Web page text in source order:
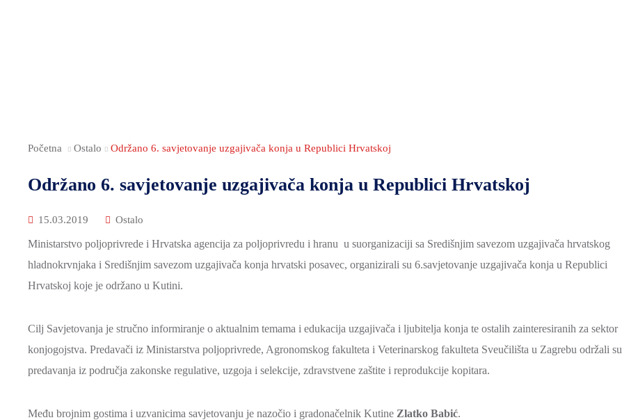
Početna Ostalo Održano 6. savjetovanje uzgajivača konja u Republici Hrvatskoj
Održano 6. savjetovanje uzgajivača konja u Republici Hrvatskoj
15.03.2019 Ostalo
Ministarstvo poljoprivrede i Hrvatska agencija za poljoprivredu i hranu u suorganizaciji sa Središnjim savezom uzgajivača hrvatskog
hladnokrvnjaka i Središnjim savezom uzgajivača konja hrvatski posavec, organizirali su 6.savjetovanje uzgajivača konja u Republici
Hrvatskoj koje je održano u Kutini.
Cilj Savjetovanja je stručno informiranje o aktualnim temama i edukacija uzgajivača i ljubitelja konja te ostalih zainteresiranih za sektor
konjogojstva. Predavači iz Ministarstva poljoprivrede, Agronomskog fakulteta i Veterinarskog fakulteta Sveučilišta u Zagrebu održali su
predavanja iz područja zakonske regulative, uzgoja i selekcije, zdravstvene zaštite i reprodukcije kopitara.
Među brojnim gostima i uzvanicima savjetovanju je nazočio i gradonačelnik Kutine Zlatko Babić.